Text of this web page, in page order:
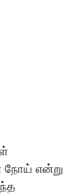
நோய் என்று